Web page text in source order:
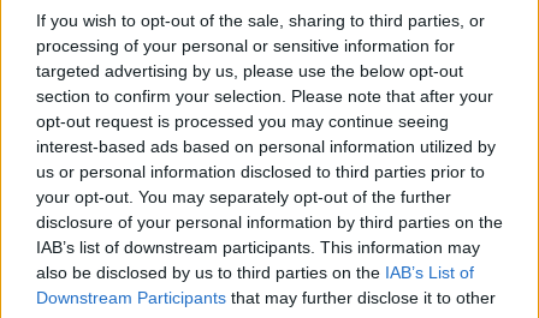
If you wish to opt-out of the sale, sharing to third parties, or
processing of your personal or sensitive information for
targeted advertising by us, please use the below opt-out
section to confirm your selection. Please note that after your
opt-out request is processed you may continue seeing
interest-based ads based on personal information utilized by
us or personal information disclosed to third parties prior to
your opt-out. You may separately opt-out of the further
disclosure of your personal information by third parties on the
IAB’s list of downstream participants. This information may
also be disclosed by us to third parties on the IAB’s List of
Downstream Participants that may further disclose it to other
Διαβάστε περισσότερα